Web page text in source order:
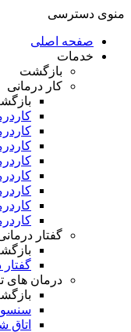
منوی دسترسی
صفحه اصلی
خدمات
بازگشت
کار درمانی
گفتار
درمان های
اتاق